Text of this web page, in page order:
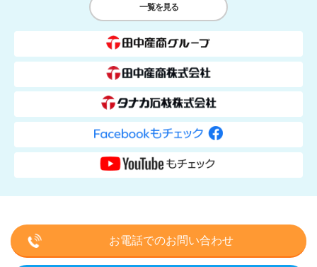
一覧を見る
お電話でのお問い合わせ